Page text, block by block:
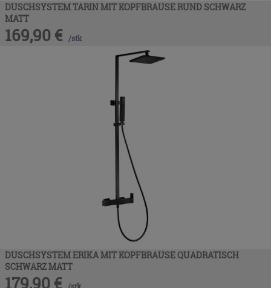
DUSCHSYSTEM TARIN MIT KOPFBRAUSE RUND SCHWARZ
MATT
169,90 € /stk
DUSCHSYSTEM ERIKA MIT KOPFBRAUSE QUADRATISCH
SCHWARZ MATT
179,90 €